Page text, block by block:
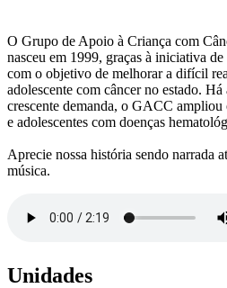
O Grupo de Apoio à Criança com
nasceu em 1999, graças à iniciativa
com o objetivo de melhorar a difícil
adolescente com câncer no estado.
crescente demanda, o GACC ampliou
e adolescentes com doenças
Aprecie nossa história sendo narrada
música.
Unidades